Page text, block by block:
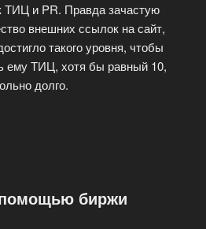
ТИЦ и PR. Правда зачастую
внешних ссылок на сайт,
такого уровня, чтобы
ему ТИЦ, хотя бы равный 10,
долго.
биржи